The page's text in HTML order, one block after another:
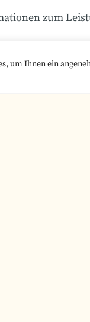
um Ihnen ein
zum